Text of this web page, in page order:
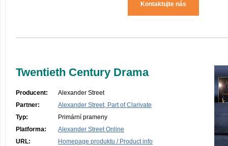
Kontaktujte nás
Twentieth Century Drama
Producent:
Alexander Street
Partner:
Alexander Street, Part of Clarivate
Typ:
Primární prameny
Platforma:
Alexander Street Online
URL:
Homepage produktu / Product info